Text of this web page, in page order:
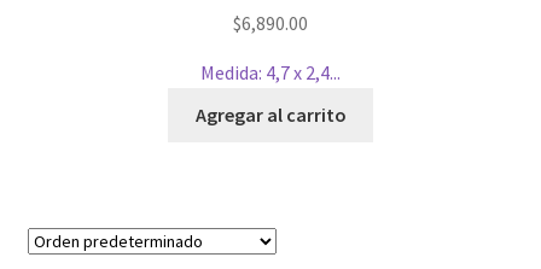
$6,890.00
Medida: 4,7 x 2,4...
Agregar al carrito